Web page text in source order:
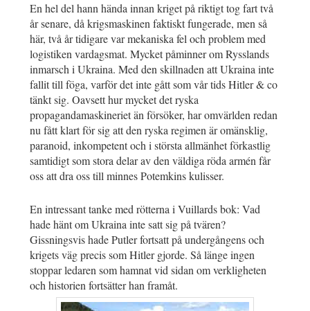
En hel del hann hända innan kriget på riktigt tog fart två
år senare, då krigsmaskinen faktiskt fungerade, men så
här, två år tidigare var mekaniska fel och problem med
logistiken vardagsmat. Mycket påminner om Rysslands
inmarsch i Ukraina. Med den skillnaden att Ukraina inte
fallit till föga, varför det inte gått som vår tids Hitler & co
tänkt sig. Oavsett hur mycket det ryska
propagandamaskineriet än försöker, har omvärlden redan
nu fått klart för sig att den ryska regimen är omänsklig,
paranoid, inkompetent och i största allmänhet förkastlig
samtidigt som stora delar av den väldiga röda armén får
oss att dra oss till minnes Potemkins kulisser.
En intressant tanke med rötterna i Vuillards bok: Vad
hade hänt om Ukraina inte satt sig på tvären?
Gissningsvis hade Putler fortsatt på undergångens och
krigets väg precis som Hitler gjorde. Så länge ingen
stoppar ledaren som hamnat vid sidan om verkligheten
och historien fortsätter han framåt.